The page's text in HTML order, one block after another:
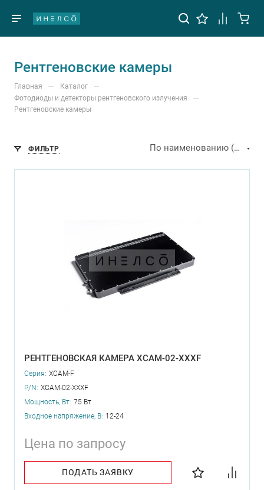
Рентгеновские камеры
Главная — Каталог —
Фотодиоды и детекторы рентгеновского излучения —
Рентгеновские камеры
ФИЛЬТР По наименованию (А-Я)
РЕНТГЕНОВСКАЯ КАМЕРА XCAM-02-XXXF
Серия: XCAM-F
P/N: XCAM-02-XXXF
Мощность, Вт: 75 Вт
Входное напряжение, В: 12-24
Цена по запросу
ПОДАТЬ ЗАЯВКУ